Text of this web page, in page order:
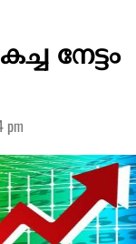
നേട്ടം
pm